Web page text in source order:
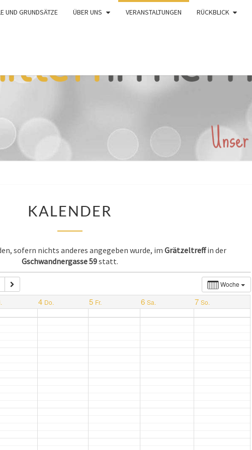
UND GRUNDSÄTZE ÜBER UNS VERANSTALTUNGEN RÜCKBLICK
KALENDER
sofern nichts anderes angegeben wurde, imGrätzeltreffin der
Gschwandnergasse 59statt.
Woche
4 Do. 5 Fr. 6 Sa. 7 So.